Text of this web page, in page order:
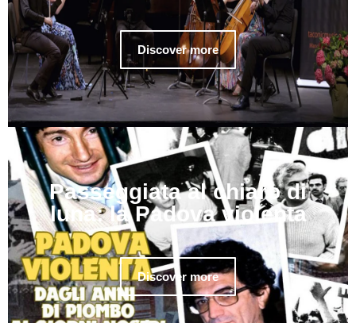
Discover more
Passeggiata al chiaro di
luna: la Padova violenta
Discover more